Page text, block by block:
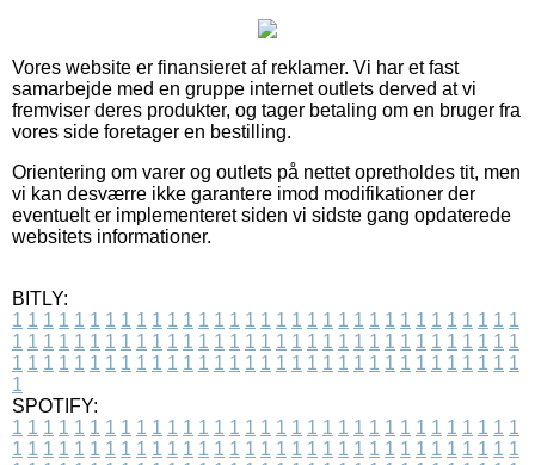
Vores website er finansieret af reklamer. Vi har et fast
samarbejde med en gruppe internet outlets derved at vi
fremviser deres produkter, og tager betaling om en bruger fra
vores side foretager en bestilling.
Orientering om varer og outlets på nettet opretholdes tit, men
vi kan desværre ikke garantere imod modifikationer der
eventuelt er implementeret siden vi sidste gang opdaterede
websitets informationer.
BITLY:
1 1 1 1 1 1 1 1 1 1 1 1 1 1 1 1 1 1 1 1 1 1 1 1 1 1 1 1 1 1 1 1 1
1 1 1 1 1 1 1 1 1 1 1 1 1 1 1 1 1 1 1 1 1 1 1 1 1 1 1 1 1 1 1 1 1
1 1 1 1 1 1 1 1 1 1 1 1 1 1 1 1 1 1 1 1 1 1 1 1 1 1 1 1 1 1 1 1 1
1
SPOTIFY:
1 1 1 1 1 1 1 1 1 1 1 1 1 1 1 1 1 1 1 1 1 1 1 1 1 1 1 1 1 1 1 1 1
1 1 1 1 1 1 1 1 1 1 1 1 1 1 1 1 1 1 1 1 1 1 1 1 1 1 1 1 1 1 1 1 1